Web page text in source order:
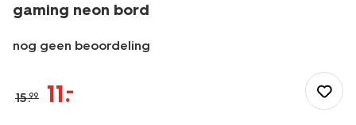
gaming neon bord
nog geen beoordeling
be/kind/kinderkamer/accessoires/gaming-
neon-
15.99 11.–